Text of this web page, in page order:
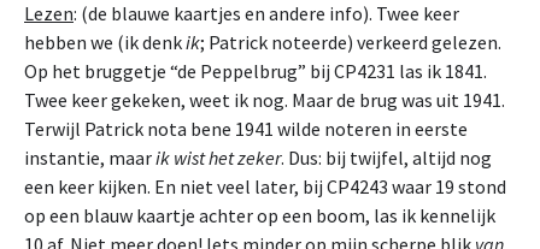
Lezen: (de blauwe kaartjes en andere info). Twee keer
hebben we (ik denkik; Patrick noteerde) verkeerd gelezen.
Op het bruggetje “de Peppelbrug” bij CP4231 las ik 1841.
Twee keer gekeken, weet ik nog. Maar de brug was uit 1941.
Terwijl Patrick nota bene 1941 wilde noteren in eerste
instantie, maarik wist het zeker. Dus: bij twijfel, altijd nog
een keer kijken. En niet veel later, bij CP4243 waar 19 stond
op een blauw kaartje achter op een boom, las ik kennelijk